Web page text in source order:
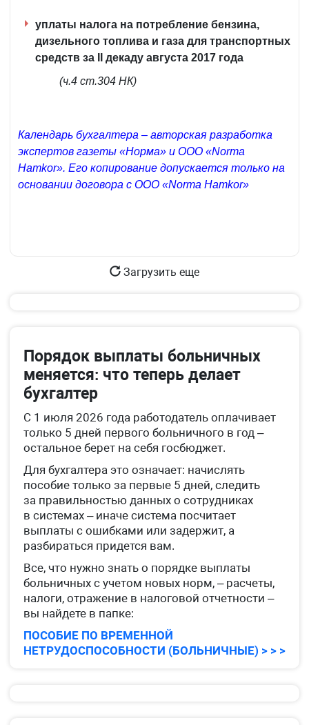
уплаты налога на потребление бензина,
дизельного топлива и газа для транспортных
средств за II декаду августа 2017 года
(ч.4 ст.304 НК)
Календарь бухгалтера – авторская разработка
экспертов газеты «Норма» и ООО «Norma
Hamkor». Его копирование допускается только на
основании договора с ООО «Norma Hamkor»
Загрузить еще
Порядок выплаты больничных
меняется: что теперь делает
бухгалтер
С 1 июля 2026 года работодатель оплачивает
только 5 дней первого больничного в год –
остальное берет на себя госбюджет.
Для бухгалтера это означает: начислять
пособие только за первые 5 дней, следить
за правильностью данных о сотрудниках
в системах – иначе система посчитает
выплаты с ошибками или задержит, а
разбираться придется вам.
Все, что нужно знать о порядке выплаты
больничных с учетом новых норм, – расчеты,
налоги, отражение в налоговой отчетности –
вы найдете в папке:
ПОСОБИЕ ПО ВРЕМЕННОЙ
НЕТРУДОСПОСОБНОСТИ (БОЛЬНИЧНЫЕ) > > >